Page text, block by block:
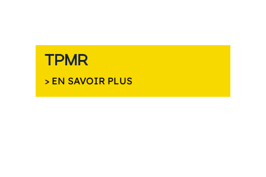
TPMR
> EN SAVOIR PLUS